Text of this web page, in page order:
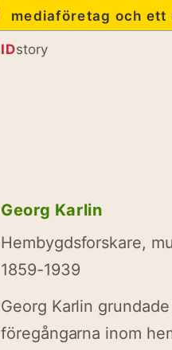
mediaföretag och
IDstory
Georg Karlin
Hembygdsforskare,
1859-1939
Georg Karlin grundade
föregångarna inom